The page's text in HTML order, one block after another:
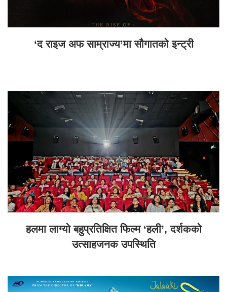
‘द राइज अफ साम्राज्य’मा सौगातको इन्ट्री
हलमा लाग्यो बहुप्रतिक्षित फिल्म ‘हली’, दर्शकको
उत्साहजनक उपस्थिति